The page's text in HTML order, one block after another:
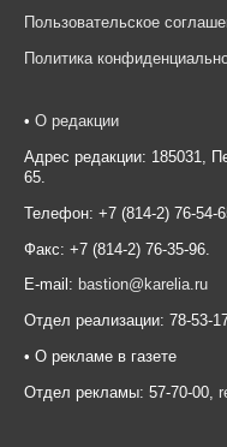
Пользовательское
Политика
• О редакции
Адрес редакции: 185031,
65.
Телефон: +7 (814-2) 76-54-
Факс: +7 (814-2) 76-35-96.
E-mail: bastion@karelia.ru
Отдел реализации: 78-53-
• О рекламе в газете
Отдел рекламы: 57-70-00,